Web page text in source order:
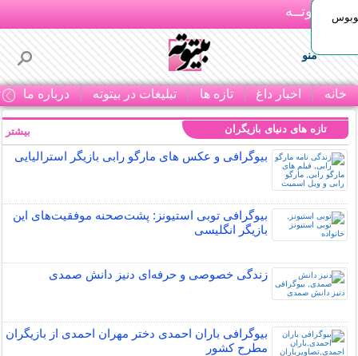
بـیتوتــه
منو
خانه اخبار داغ تازه ها تبلیغات در بیتوته درباره ما
تازه های دنیای بازیگران
بیوگرافی و عکس های مارگو رابی بازیگر استرالیایی
بیوگرافی توبی استیونز: پشت‌صحنه موفقیت‌های این
بازیگر انگلیسی
زندگی خصوصی و حرفه‌ای دنیز دانش صمدی
بیوگرافی باران احمدی دختر مهران احمدی از بازیگران
مطرح کشور
بیشتر